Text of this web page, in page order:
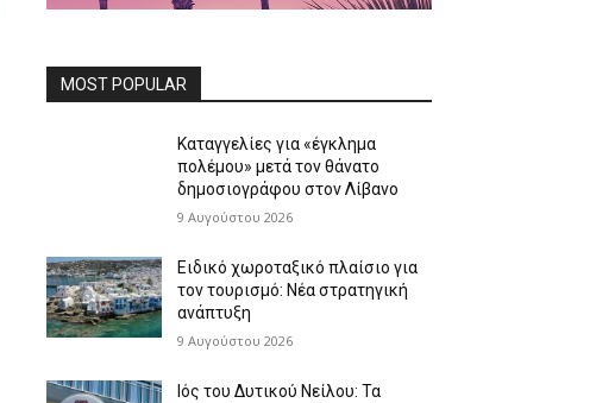
MOST POPULAR
Καταγγελίες για «έγκλημα
πολέμου» μετά τον θάνατο
δημοσιογράφου στον Λίβανο
9 Αυγούστου 2026
Ειδικό χωροταξικό πλαίσιο για
τον τουρισμό: Νέα στρατηγική
ανάπτυξη
9 Αυγούστου 2026
Ιός του Δυτικού Νείλου: Τα